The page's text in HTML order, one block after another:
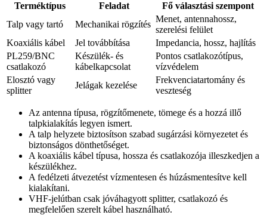
Terméktípus Feladat
Fő választási szempont
Talp vagy tartó
Mechanikai rögzítés
Menet, antennahossz,
szerelési felület
Koaxiális kábel
Jel továbbítása
Impedancia, hossz, hajlítás
PL259/BNC
csatlakozó
Készülék- és
kábelkapcsolat
Pontos csatlakozótípus,
vízvédelem
Elosztó vagy
splitter
Jelágak kezelése
Frekvenciatartomány és
veszteség
Az antenna típusa, rögzítőmenete, tömege és a hozzá illő
talpkialakítás legyen ismert.
A talp helyzete biztosítson szabad sugárzási környezetet és
biztonságos dönthetőséget.
A koaxiális kábel típusa, hossza és csatlakozója illeszkedjen a
készülékhez.
A fedélzeti átvezetést vízmentesen és húzásmentesítve kell
kialakítani.
VHF-jelútban csak jóváhagyott splitter, csatlakozó és
megfelelően szerelt kábel használható.